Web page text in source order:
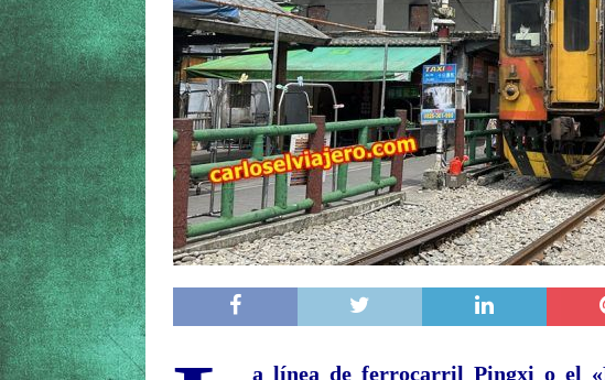
a línea de ferrocarril Pingxi o el